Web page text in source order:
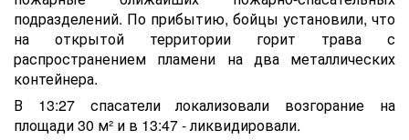
подразделений. По прибытию, бойцы установили, что
на открытой территории горит трава с
распространением пламени на два металлических
контейнера.
В 13:27 спасатели локализовали возгорание на
площади 30 м² и в 13:47 - ликвидировали.